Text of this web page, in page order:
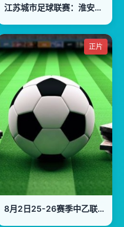
江苏城市足球联赛：淮安队VS南通队20260801
正片
8月2日25-26赛季中乙联赛 上海赛更达VS长春喜都